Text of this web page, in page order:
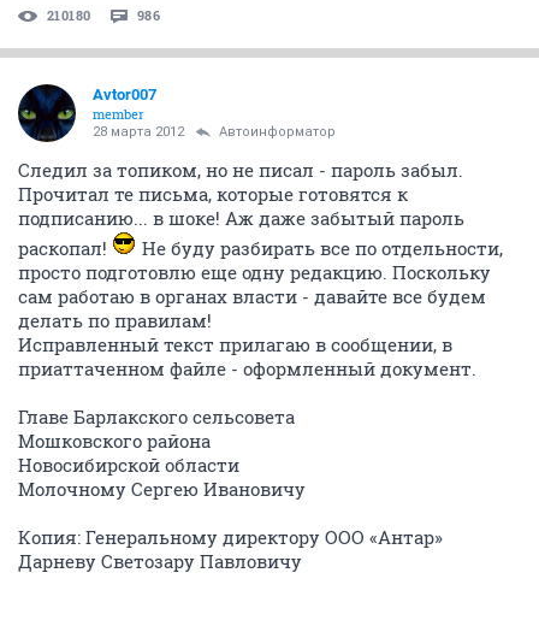
210180 986
Avtor007
member
28 марта 2012 Автоинформатор
Следил за топиком, но не писал - пароль забыл.
Прочитал те письма, которые готовятся к
подписанию... в шоке! Аж даже забытый пароль
раскопал!
Не буду разбирать все по отдельности,
просто подготовлю еще одну редакцию. Поскольку
сам работаю в органах власти - давайте все будем
делать по правилам!
Исправленный текст прилагаю в сообщении, в
приаттаченном файле - оформленный документ.
Главе Барлакского сельсовета
Мошковского района
Новосибирской области
Молочному Сергею Ивановичу
Копия: Генеральному директору ООО «Антар»
Дарневу Светозару Павловичу